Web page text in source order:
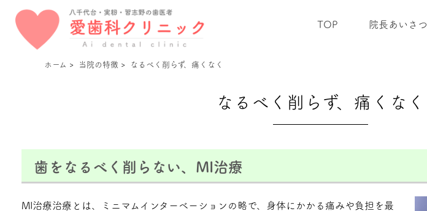
TOP 院長あいさつ
ホーム > 当院の特徴 > なるべく削らず、痛くなく
なるべく削らず、痛くなく
歯をなるべく削らない、MI治療
MI治療治療とは、ミニマムインターベーションの略で、身体にかかる痛みや負担を最